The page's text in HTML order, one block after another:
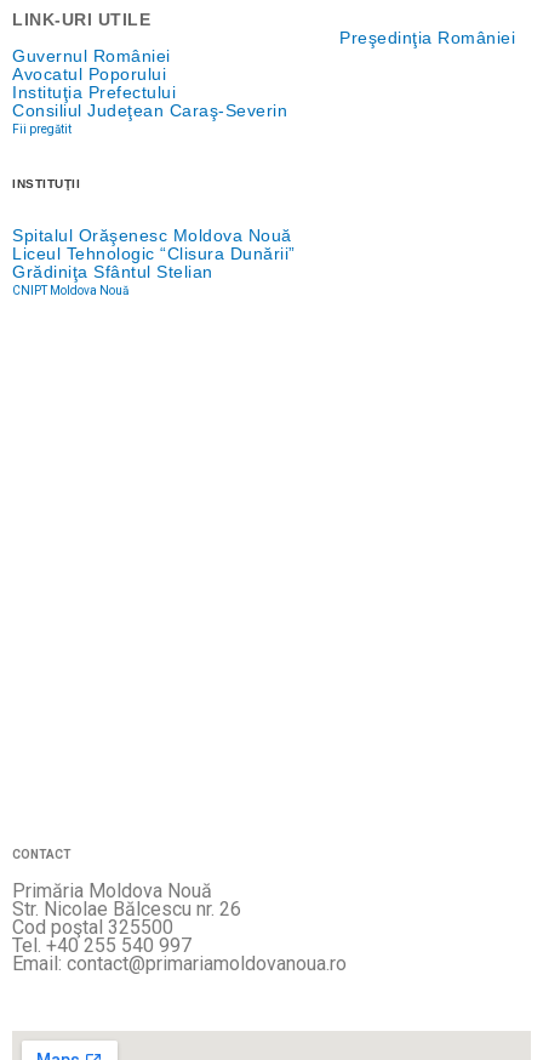
LINK-URI UTILE
Preşedinţia României
Guvernul României
Avocatul Poporului
Instituţia Prefectului
Consiliul Judeţean Caraş-Severin
Fii pregătit
INSTITUŢII
Spitalul Orăşenesc Moldova Nouă
Liceul Tehnologic “Clisura Dunării”
Grădiniţa Sfântul Stelian
CNIPT Moldova Nouă
CONTACT
Primăria Moldova Nouă
Str. Nicolae Bălcescu nr. 26
Cod poştal 325500
Tel. +40 255 540 997
Email: contact@primariamoldovanoua.ro